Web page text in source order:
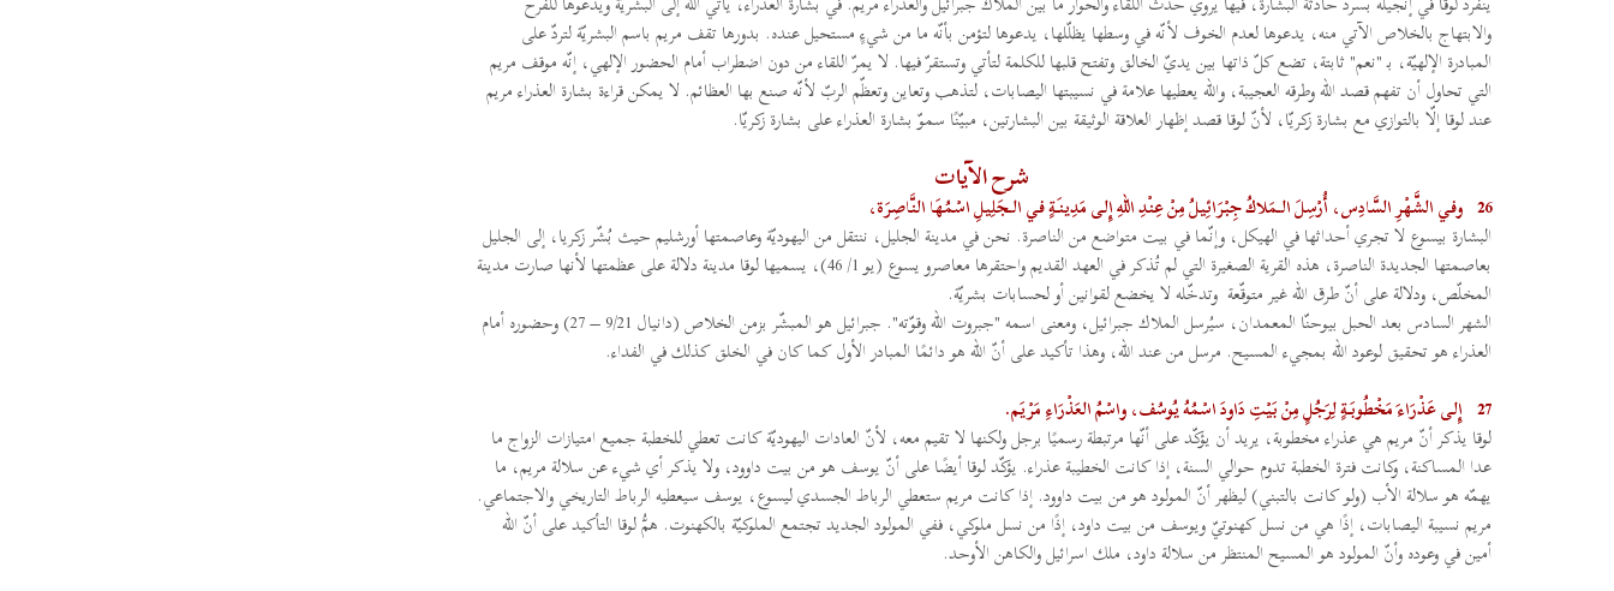
والابتهاج بالخلاص الآتي منه، يدعوها لعدم الخوف لأنّه في وسطها يظلّلها، يدعوها لتؤمن بأنّه ما من شيءٍ مستحيل عنده. بدورها تقف مريم باسم البشريّة لتردّ على
المبادرة الإلهيّة، بـ "نعم" ثابتة، تضع كلّ ذاتها بين يديّ الخالق وتفتح قلبها للكلمة لتأتي وتستقرّ فيها. لا يمرّ اللقاء من دون اضطراب أمام الحضور الإلهي، إنّه موقف مريم
التي تحاول أن تفهم قصد الله وطرقه العجيبة، والله يعطيها علامة في نسيبتها اليصابات، لتذهب وتعاين وتعظّم الربّ لأنّه صنع بها العظائم. لا يمكن قراءة بشارة العذراء مريم
عند لوقا إلّا بالتوازي مع بشارة زكريّا، لأنّ لوقا قصد إظهار العلاقة الوثيقة بين البشارتين، مبيّنًا سموّ بشارة العذراء على بشارة زكريّا.
شرح الآيات
26 وفي الشَّهْرِ السَّادِس، أُرْسِلَ الـمَلاكُ جِبْرَائِيلُ مِنْ عِنْدِ اللهِ إِلى مَدِينَةٍ في الـجَلِيلِ اسْمُهَا النَّاصِرَة،
البشارة بيسوع لا تجري أحداثها في الهيكل، وإنّما في بيت متواضع من الناصرة. نحن في مدينة الجليل، ننتقل من اليهوديّة وعاصمتها أورشليم حيث بُشّر زكريا، إلى الجليل
بعاصمتها الجديدة الناصرة، هذه القرية الصغيرة التي لم تُذكر في العهد القديم واحتقرها معاصرو يسوع (يو 1/ 46)، يسميها لوقا مدينة دلالة على عظمتها لأنها صارت مدينة
المخلّص، ودلالة على أنّ طرق الله غير متوقّعة وتدخّله لا يخضع لقوانين أو لحسابات بشريّة.
الشهر السادس بعد الحبل بيوحنّا المعمدان، سيُرسل الملاك جبرائيل، ومعنى اسمه "جبروت الله وقوّته". جبرائيل هو المبشّر بزمن الخلاص (دانيال 9/21 – 27) وحضوره أمام
العذراء هو تحقيق لوعود الله بمجيء المسيح. مرسل من عند الله، وهذا تأكيد على أنّ الله هو دائمًا المبادر الأول كما كان في الخلق كذلك في الفداء.
27 إِلى عَذْرَاءَ مَخْطُوبَةٍ لِرَجُلٍ مِنْ بَيْتِ دَاودَ اسْمُهُ يُوسُف، واسْمُ العَذْرَاءِ مَرْيَم.
لوقا يذكر أنّ مريم هي عذراء مخطوبة، يريد أن يؤكّد على أنّها مرتبطة رسميًا برجل ولكنها لا تقيم معه، لأنّ العادات اليهوديّة كانت تعطي للخطبة جميع امتيازات الزواج ما
عدا المساكنة، وكانت فترة الخطبة تدوم حوالي السنة، إذا كانت الخطيبة عذراء. يؤكّد لوقا أيضًا على أنّ يوسف هو من بيت داوود، ولا يذكر أي شيء عن سلالة مريم، ما
يهمّه هو سلالة الأب (ولو كانت بالتبني) ليظهر أنّ المولود هو من بيت داوود. إذا كانت مريم ستعطي الرباط الجسدي ليسوع، يوسف سيعطيه الرباط التاريخي والاجتماعي.
مريم نسيبة اليصابات، إذًا هي من نسل كهنوتيّ ويوسف من بيت داود، إذًا من نسل ملوكي، ففي المولود الجديد تجتمع الملوكيّة بالكهنوت. همُّ لوقا التأكيد على أنّ الله
أمين في وعوده وأنّ المولود هو المسيح المنتظر من سلالة داود، ملك اسرائيل والكاهن الأوحد.